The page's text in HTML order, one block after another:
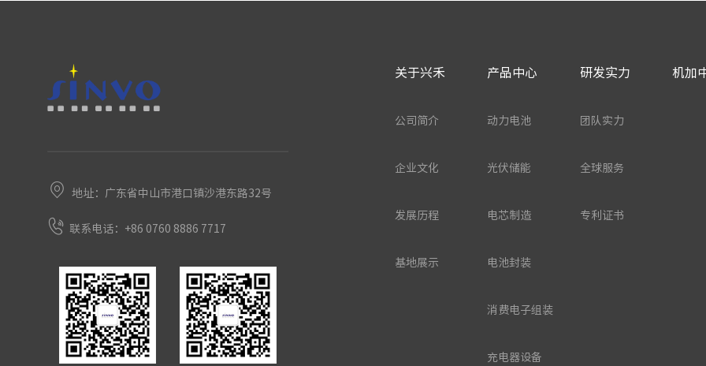
地址：广东省中山市港口镇沙港东路32号
联系电话：+86 0760 8886 7717
关于兴禾
公司简介
企业文化
发展历程
基地展示
产品中心
动力电池
光伏储能
电芯制造
电池封装
消费电子组装
充电器设备
研发实力
团队实力
全球服务
专利证书
机加